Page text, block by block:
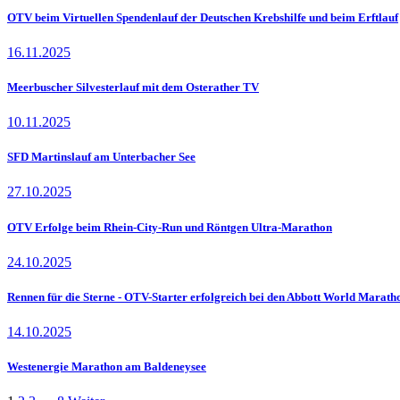
OTV beim Virtuellen Spendenlauf der Deutschen Krebshilfe und beim Erftlauf
16.11.2025
Meerbuscher Silvesterlauf mit dem Osterather TV
10.11.2025
SFD Martinslauf am Unterbacher See
27.10.2025
OTV Erfolge beim Rhein-City-Run und Röntgen Ultra-Marathon
24.10.2025
Rennen für die Sterne - OTV-Starter erfolgreich bei den Abbott World
14.10.2025
Westenergie Marathon am Baldeneysee